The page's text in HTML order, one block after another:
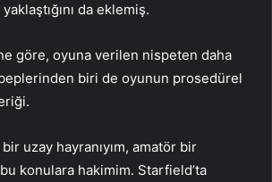
da eklemiş.
göre, oyuna verilen nispeten daha
biri de oyunun prosedürel
uzay hayranıyım, amatör bir
konulara hakimim. Starfield’ta